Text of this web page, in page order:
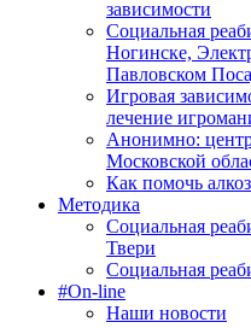
зависимости
Социальная
Ногинске,
Павловском
Игровая
лечение
Анонимно:
Московской
Как помочь
Методика
Социальная
Твери
Социальная
#On-line
Наши новости